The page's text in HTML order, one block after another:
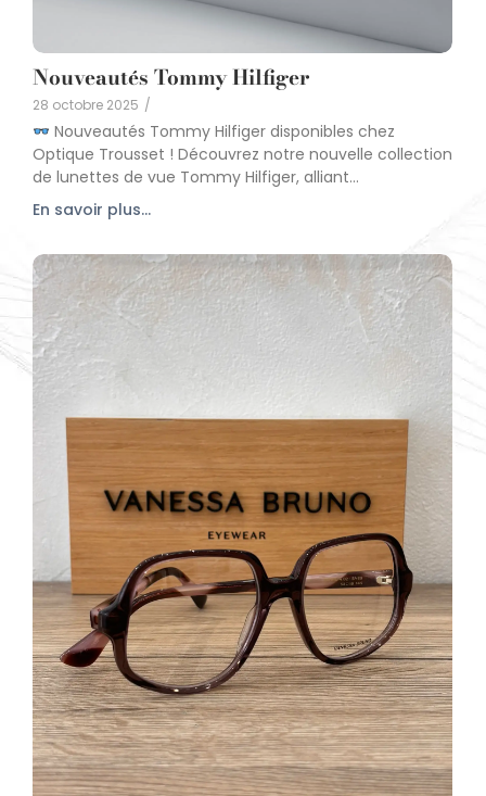
Nouveautés Tommy Hilfiger
28 octobre 2025 /
Nouveautés Tommy Hilfiger disponibles chez
Optique Trousset ! Découvrez notre nouvelle collection
de lunettes de vue Tommy Hilfiger, alliant...
En savoir plus...